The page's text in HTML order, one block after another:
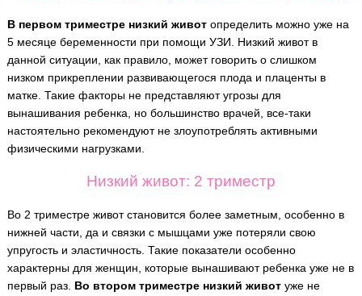
В первом триместре низкий животопределить можно уже на
5 месяце беременности при помощи УЗИ. Низкий живот в
данной ситуации, как правило, может говорить о слишком
низком прикреплении развивающегося плода и плаценты в
матке. Такие факторы не представляют угрозы для
вынашивания ребенка, но большинство врачей, все-таки
настоятельно рекомендуют не злоупотреблять активными
физическими нагрузками.
Низкий живот: 2 триместр
Во 2 триместре живот становится более заметным, особенно в
нижней части, да и связки с мышцами уже потеряли свою
упругость и эластичность. Такие показатели особенно
характерны для женщин, которые вынашивают ребенка уже не в
первый раз. Во втором триместре низкий животуже не